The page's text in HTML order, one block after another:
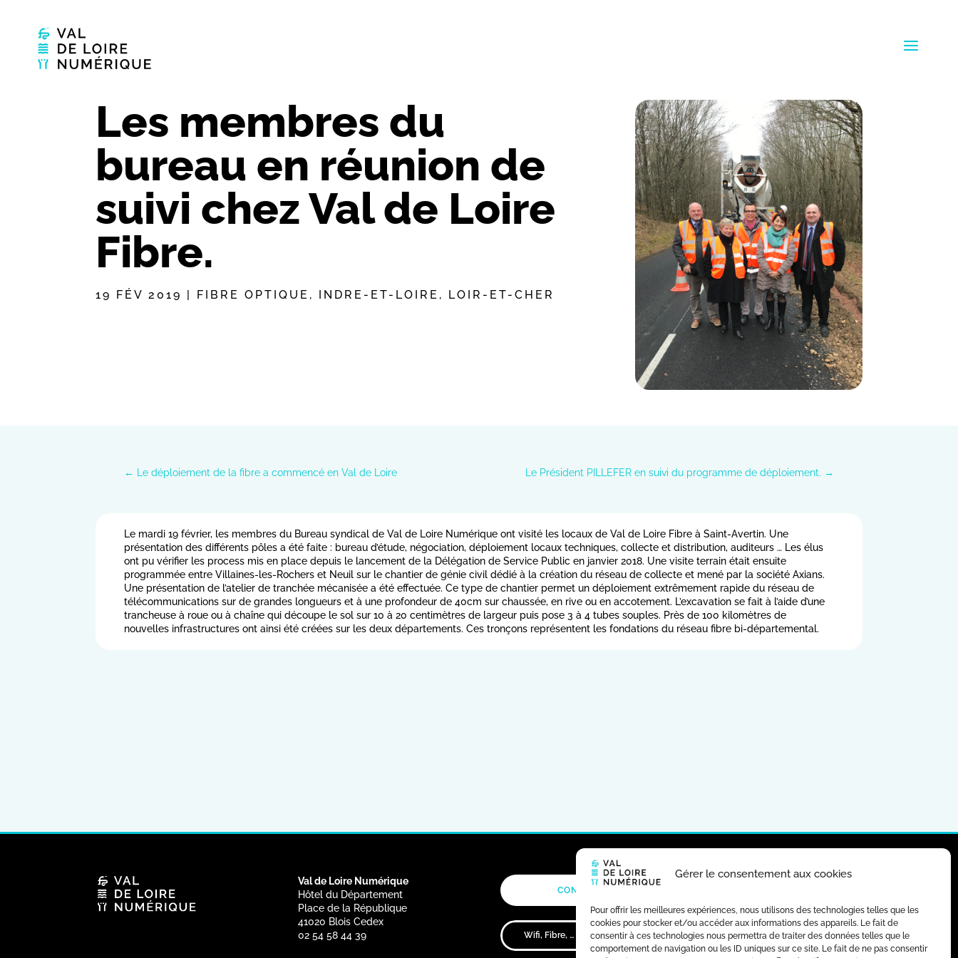
Gérer le consentement aux cookies
Pour offrir les meilleures expériences, nous utilisons des technologies telles que les
cookies pour stocker et/ou accéder aux informations des appareils. Le fait de
consentir à ces technologies nous permettra de traiter des données telles que le
comportement de navigation ou les ID uniques sur ce site. Le fait de ne pas consentir
Les membres du
bureau en réunion de
suivi chez Val de Loire
Fibre.
19 FÉV 2019 | FIBRE OPTIQUE , INDRE-ET-LOIRE , LOIR-ET-CHER
← Le déploiement de la fibre a commencé en Val de Loire Le Président PILLEFER en suivi du programme de déploiement. →
Le mardi 19 février, les membres du Bureau syndical de Val de Loire Numérique ont visité les locaux de Val de Loire Fibre à Saint-Avertin. Une
présentation des différents pôles a été faite : bureau d’étude, négociation, déploiement locaux techniques, collecte et distribution, auditeurs … Les élus
ont pu vérifier les process mis en place depuis le lancement de la Délégation de Service Public en janvier 2018. Une visite terrain était ensuite
programmée entre Villaines-les-Rochers et Neuil sur le chantier de génie civil dédié à la création du réseau de collecte et mené par la société Axians.
Une présentation de l’atelier de tranchée mécanisée a été effectuée. Ce type de chantier permet un déploiement extrêmement rapide du réseau de
télécommunications sur de grandes longueurs et à une profondeur de 40cm sur chaussée, en rive ou en accotement. L’excavation se fait à l’aide d’une
trancheuse à roue ou à chaîne qui découpe le sol sur 10 à 20 centimètres de largeur puis pose 3 à 4 tubes souples. Près de 100 kilomètres de
nouvelles infrastructures ont ainsi été créées sur les deux départements. Ces tronçons représentent les fondations du réseau fibre bi-départemental.
Val de Loire Numérique
Hôtel du Département
Place de la République
41020 Blois Cedex
02 54 58 44 39
CONTACT